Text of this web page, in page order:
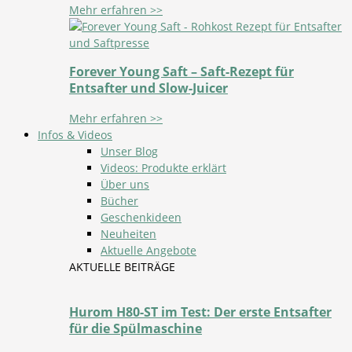
Mehr erfahren >>
Forever Young Saft – Saft-Rezept für
Entsafter und Slow-Juicer
Mehr erfahren >>
Infos & Videos
Unser Blog
Videos: Produkte erklärt
Über uns
Bücher
Geschenkideen
Neuheiten
Aktuelle Angebote
AKTUELLE BEITRÄGE
Hurom H80-ST im Test: Der erste Entsafter
für die Spülmaschine